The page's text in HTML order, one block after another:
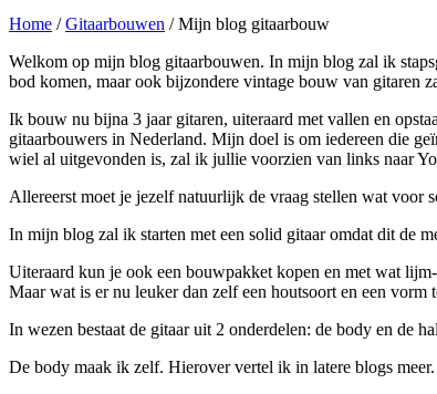
Home / Gitaarbouwen / Mijn blog gitaarbouw
Welkom op mijn blog gitaarbouwen. In mijn blog zal ik
bod komen, maar ook bijzondere vintage bouw van gitaren
Ik bouw nu bijna 3 jaar gitaren, uiteraard met vallen en
gitaarbouwers in Nederland. Mijn doel is om iedereen die
wiel al uitgevonden is, zal ik jullie voorzien van links naar
Allereerst moet je jezelf natuurlijk de vraag stellen wat
In mijn blog zal ik starten met een solid gitaar omdat dit de
Uiteraard kun je ook een bouwpakket kopen en met wat
Maar wat is er nu leuker dan zelf een houtsoort en een
In wezen bestaat de gitaar uit 2 onderdelen: de body en de
De body maak ik zelf. Hierover vertel ik in latere blogs